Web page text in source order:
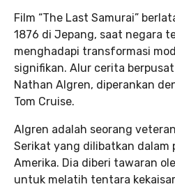
Film “The Last Samurai”
1876 di Jepang, saat negara
menghadapi transformasi
signifikan. Alur cerita
Nathan Algren, diperankan
Tom Cruise.
Algren adalah seorang
Serikat yang dilibatkan dalam
Amerika. Dia diberi tawaran
untuk melatih tentara